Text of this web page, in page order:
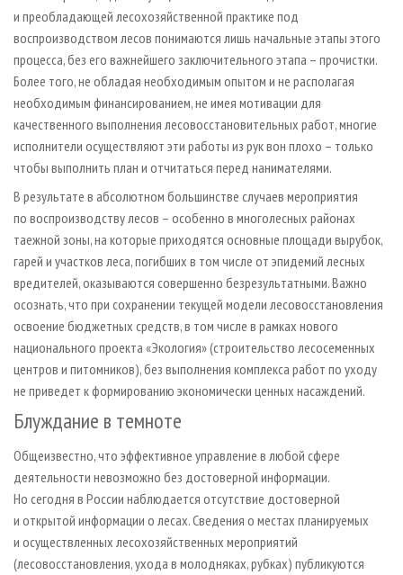
и преобладающей лесохозяйственной практике под
воспроизводством лесов понимаются лишь начальные этапы этого
процесса, без его важнейшего заключительного этапа – прочистки.
Более того, не обладая необходимым опытом и не располагая
необходимым финансированием, не имея мотивации для
качественного выполнения лесовосстановительных работ, многие
исполнители осуществляют эти работы из рук вон плохо – только
чтобы выполнить план и отчитаться перед нанимателями.
В результате в абсолютном большинстве случаев мероприятия
по воспроизводству лесов – особенно в многолесных районах
таежной зоны, на которые приходятся основные площади вырубок,
гарей и участков леса, погибших в том числе от эпидемий лесных
вредителей, оказываются совершенно безрезультатными. Важно
осознать, что при сохранении текущей модели лесовосстановления
освоение бюджетных средств, в том числе в рамках нового
национального проекта «Экология» (строительство лесосеменных
центров и питомников), без выполнения комплекса работ по уходу
не приведет к формированию экономически ценных насаждений.
Блуждание в темноте
Общеизвестно, что эффективное управление в любой сфере
деятельности невозможно без достоверной информации.
Но сегодня в России наблюдается отсутствие достоверной
и открытой информации о лесах. Сведения о местах планируемых
и осуществленных лесохозяйственных мероприятий
(лесовосстановления, ухода в молодняках, рубках) публикуются